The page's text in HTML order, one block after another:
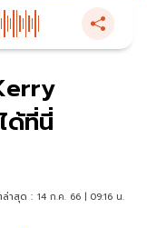
ด้ที่นี่
าสุด : 14 ก.ค. 66 | 09:16 น.